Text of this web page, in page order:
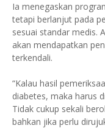
Ia menegaskan
tetapi berlanjut pada
sesuai standar medis.
akan mendapatkan
terkendali.
“Kalau hasil
diabetes, maka harus
Tidak cukup sekali
bahkan jika perlu